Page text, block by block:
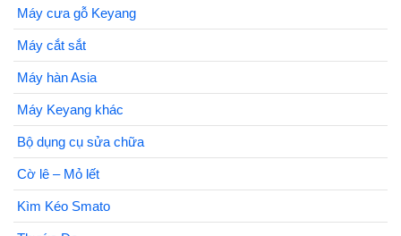
Máy cưa gỗ Keyang
Máy cắt sắt
Máy hàn Asia
Máy Keyang khác
Bộ dụng cụ sửa chữa
Cờ lê – Mỏ lết
Kìm Kéo Smato